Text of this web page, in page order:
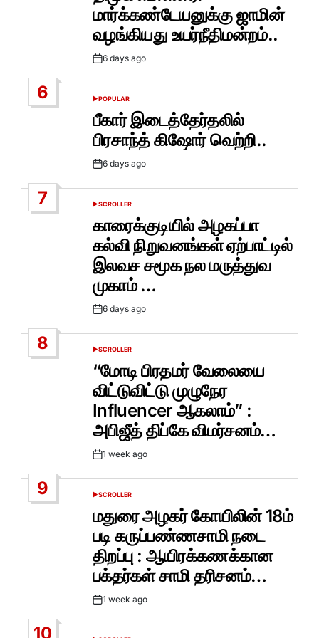
மார்க்கண்டேயனுக்கு ஜாமின்
வழங்கியது உயர்நீதிமன்றம்..
Post6 days ago
6
POSTED
POPULAR
பீகார் இடைத்தேர்தலில்
பிரசாந்த் கிஷோர் வெற்றி..
Post6 days ago
7
POSTED
SCROLLER
காரைக்குடியில் அழகப்பா
கல்வி நிறுவனங்கள் ஏற்பாட்டில்
இலவச சமூக நல மருத்துவ
முகாம் …
Post6 days ago
8
POSTED
SCROLLER
“மோடி பிரதமர் வேலையை
விட்டுவிட்டு முழுநேர
Influencer ஆகலாம்” :
அபிஜீத் திப்கே விமர்சனம்…
Post1 week ago
9
POSTED
SCROLLER
மதுரை அழகர் கோயிலின் 18ம்
படி கருப்பண்ணசாமி நடை
திறப்பு : ஆயிரக்கணக்கான
பக்தர்கள் சாமி தரிசனம்…
Post1 week ago
10